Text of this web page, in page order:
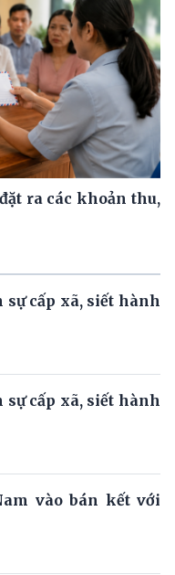
ra các khoản thu,
sự cấp xã, siết hành
sự cấp xã, siết hành
vào bán kết với